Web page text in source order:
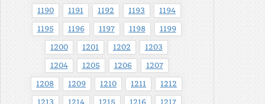
1190 1191 1192 1193 1194
1195 1196 1197 1198 1199
1200 1201 1202 1203
1204 1205 1206 1207
1208 1209 1210 1211 1212
1213 1214 1215 1216 1217